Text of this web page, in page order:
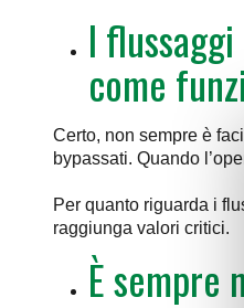
I
come
Certo, non sempre è
bypassati. Quando
Per quanto riguarda i
raggiunga valori critici.
È sempre